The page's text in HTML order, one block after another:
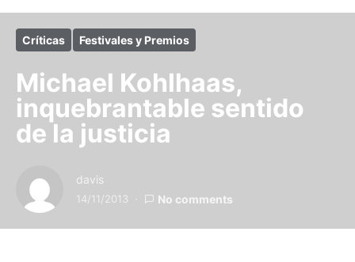
Críticas Festivales y Premios
Michael Kohlhaas,
inquebrantable sentido
de la justicia
davis
14/11/2013 No comments